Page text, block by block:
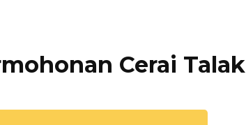
Cerai Talak